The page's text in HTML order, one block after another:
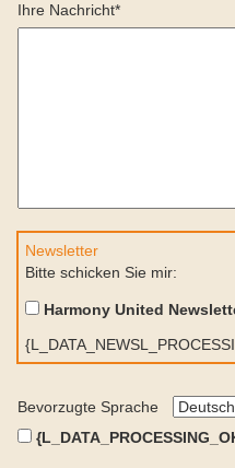
Ihre Nachricht*
Newsletter
Bitte schicken Sie mir:
Harmony United
Bevorzugte Sprache